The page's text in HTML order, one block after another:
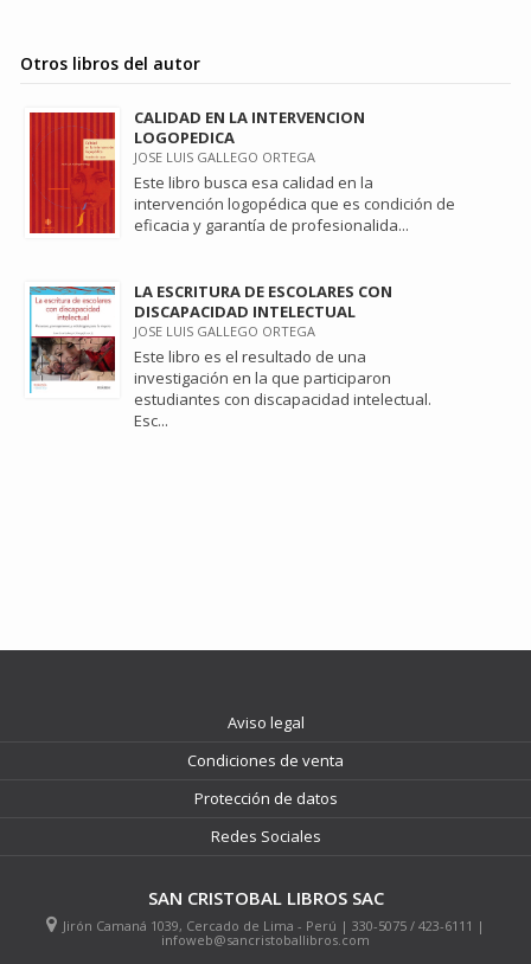
Otros libros del autor
CALIDAD EN LA INTERVENCION
LOGOPEDICA
JOSE LUIS GALLEGO ORTEGA
Este libro busca esa calidad en la
intervención logopédica que es condición de
eficacia y garantía de profesionalida...
LA ESCRITURA DE ESCOLARES CON
DISCAPACIDAD INTELECTUAL
JOSE LUIS GALLEGO ORTEGA
Este libro es el resultado de una
investigación en la que participaron
estudiantes con discapacidad intelectual.
Esc...
Aviso legal
Condiciones de venta
Protección de datos
Redes Sociales
SAN CRISTOBAL LIBROS SAC
Jirón Camaná 1039, Cercado de Lima - Perú | 330-5075 / 423-6111 |
infoweb@sancristoballibros.com